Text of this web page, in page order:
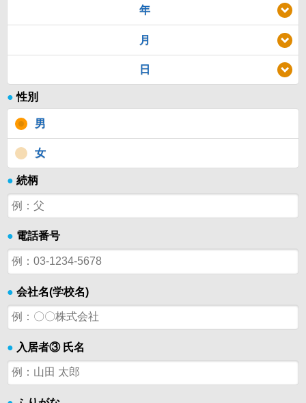
年
月
日
● 性別
男
女
● 続柄
● 電話番号
● 会社名(学校名)
● 入居者③ 氏名